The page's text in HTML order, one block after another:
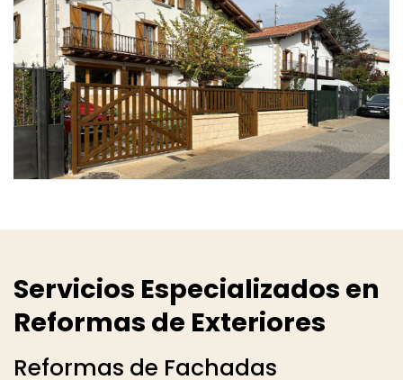
Servicios Especializados en
Reformas de Exteriores
Reformas de Fachadas